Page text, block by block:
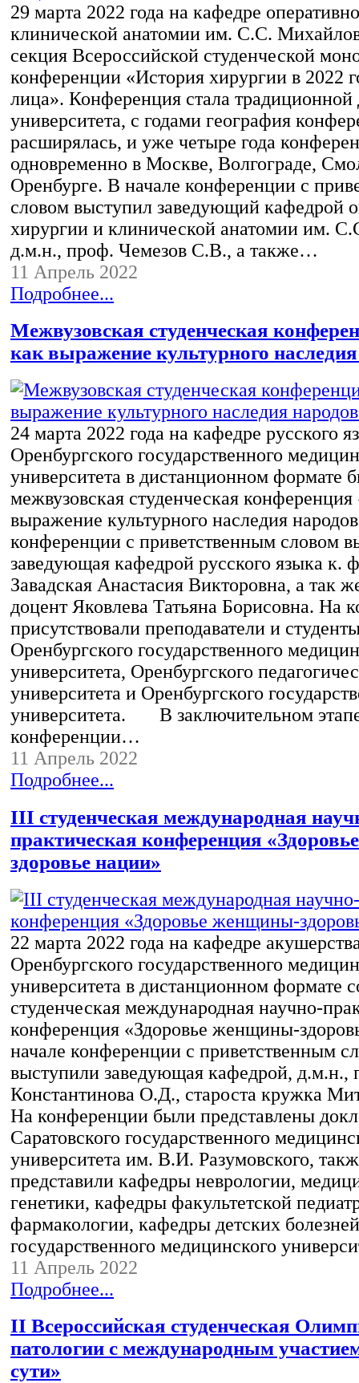
29 марта 2022 года на кафедре
клинической анатомии им. С.С.
секция Всероссийской студенческой
конференции «История хирургии в 2022
лица». Конференция стала традиционной
университета, с годами география
расширялась, и уже четыре года
одновременно в Москве, Волгограде,
Оренбурге. В начале конференции с
словом выступил заведующий кафедрой
хирургии и клинической анатомии им.
д.м.н., проф. Чемезов С.В., а также…
11 Апрель 2022
Подробнее...
Межвузовская студенческая
как выражение культурного
24 марта 2022 года на кафедре русского
Оренбургского государственного
университета в дистанционном формате
межвузовская студенческая
выражение культурного наследия
конференции с приветственным словом
заведующая кафедрой русского языка к.
Завадская Анастасия Викторовна, а так
доцент Яковлева Татьяна Борисовна. На
присутствовали преподаватели и
Оренбургского государственного
университета, Оренбургского
университета и Оренбургского
университета. В заключительном
конференции…
11 Апрель 2022
Подробнее...
III студенческая международная
практическая конференция
здоровье нации»
22 марта 2022 года на кафедре
Оренбургского государственного
университета в дистанционном формате
студенческая международная научно-
конференция «Здоровье женщины-
начале конференции с приветственным
выступили заведующая кафедрой, д.м.н.,
Константинова О.Д., староста кружка
На конференции были представлены
Саратовского государственного
университета им. В.И. Разумовского,
представили кафедры неврологии,
генетики, кафедры факультетской
фармакологии, кафедры детских
государственного медицинского
11 Апрель 2022
Подробнее...
II Всероссийская студенческая
патологии с международным
сути»